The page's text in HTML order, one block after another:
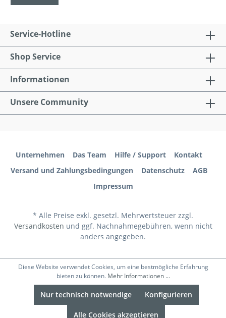
Service-Hotline
Shop Service
Informationen
Unsere Community
Unternehmen Das Team Hilfe / Support
Kontakt
Versand und Zahlungsbedingungen
Datenschutz
AGB
Impressum
* Alle Preise exkl. gesetzl. Mehrwertsteuer zzgl.
Versandkosten und ggf. Nachnahmegebühren, wenn nicht
anders angegeben.
Diese Website verwendet Cookies, um eine bestmögliche Erfahrung
bieten zu können. Mehr Informationen ...
Nur technisch notwendige Konfigurieren
Alle Cookies akzeptieren